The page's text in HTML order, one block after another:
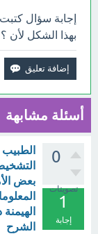
إجابة سؤال
بهذا الشكل لأن ؟
أسئلة مشابهة
0
تصويتات
1
إجابة
بعض
الشرح